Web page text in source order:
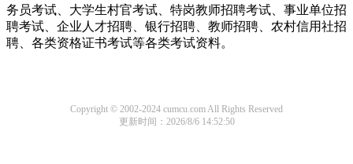
务员考试、大学生村官考试、特岗教师招聘考试、事业单位招
聘考试、企业人才招聘、银行招聘、教师招聘、农村信用社招
聘、各类资格证书考试等各类考试资料。
Copyright © 2002-2024 cumcu.com All Rights Reserved
更新时间：2026/8/6 14:52:50